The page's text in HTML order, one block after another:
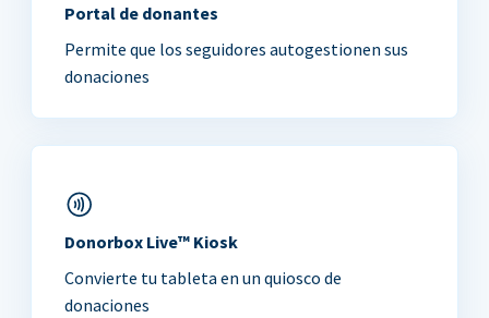
Portal de donantes
Permite que los seguidores autogestionen sus
donaciones
Donorbox Live™ Kiosk
Convierte tu tableta en un quiosco de
donaciones